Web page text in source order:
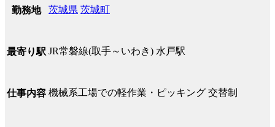
勤務地 茨城県 茨城町
最寄り駅 JR常磐線(取手～いわき) 水戸駅
仕事内容 機械系工場での軽作業・ピッキング 交替制